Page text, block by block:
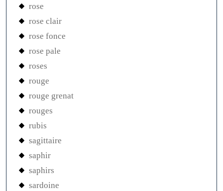
rose
rose clair
rose fonce
rose pale
roses
rouge
rouge grenat
rouges
rubis
sagittaire
saphir
saphirs
sardoine